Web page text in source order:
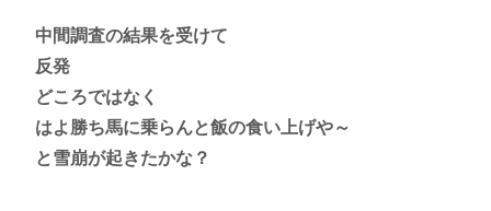
中間調査の結果を受けて
反発
どころではなく
はよ勝ち馬に乗らんと飯の食い上げや～
と雪崩が起きたかな？